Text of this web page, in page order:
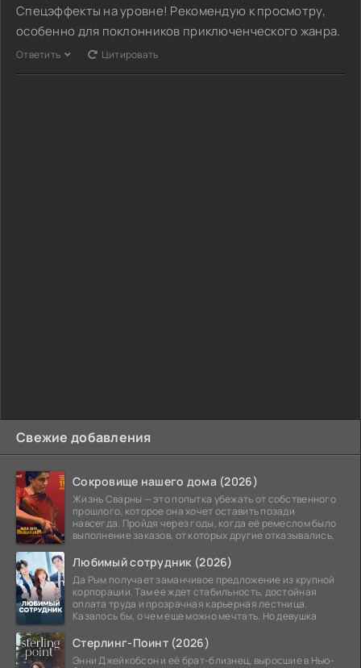
Свежие добавления
Сокровище нашего дома (2026)
Жизнь Сварны — это попытка убежать от собственного
прошлого, которое она хочет оставить позади
навсегда. Пройдя через годы, когда её ремеслом было
выполнение заказов, от которых другие отказывались,
Любимый сотрудник (2026)
Да Рым получает заманчивое предложение из крупной
корпорации. Там ее ждет стабильность, достойная
оплата труда и прозрачная карьерная лестница.
Казалось бы, о чем еще можно мечтать. Но девушка
Стерлинг-Поинт (2026)
Энни Джейкобсон и её брат-близнец, выросшие в Нью-
Спецэффекты на уровне! Рекомендую к просмотру,
особенно для поклонников приключенческого жанра.
Ответить Цитировать